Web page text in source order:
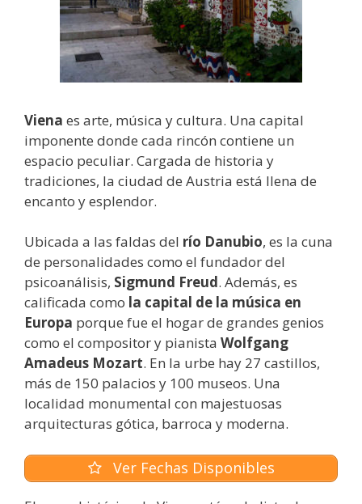
Viena es arte, música y cultura. Una capital
imponente donde cada rincón contiene un
espacio peculiar. Cargada de historia y
tradiciones, la ciudad de Austria está llena de
encanto y esplendor.
Ubicada a las faldas del río Danubio, es la cuna
de personalidades como el fundador del
psicoanálisis, Sigmund Freud. Además, es
calificada como la capital de la música en
Europa porque fue el hogar de grandes genios
como el compositor y pianista Wolfgang
Amadeus Mozart. En la urbe hay 27 castillos,
más de 150 palacios y 100 museos. Una
localidad monumental con majestuosas
arquitecturas gótica, barroca y moderna.
Ver Fechas Disponibles